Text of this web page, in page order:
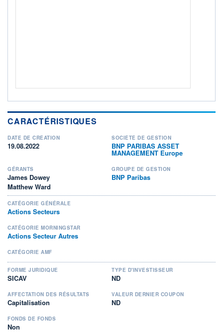
CARACTÉRISTIQUES
DATE DE CRÉATION
19.08.2022
SOCIÉTÉ DE GESTION
BNP PARIBAS ASSET
MANAGEMENT Europe
GÉRANTS
James Dowey
Matthew Ward
GROUPE DE GESTION
BNP Paribas
CATÉGORIE GÉNÉRALE
Actions Secteurs
CATÉGORIE MORNINGSTAR
Actions Secteur Autres
CATÉGORIE AMF
FORME JURIDIQUE
SICAV
TYPE D'INVESTISSEUR
ND
AFFECTATION DES RÉSULTATS
Capitalisation
VALEUR DERNIER COUPON
ND
FONDS DE FONDS
Non